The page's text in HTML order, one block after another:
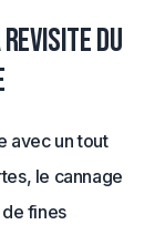
revisite du
avec un tout
le cannage
fines